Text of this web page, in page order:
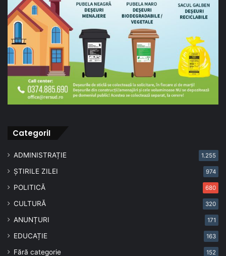
CategoriI
ADMINISTRAȚIE 1.255
ȘTIRILE ZILEI 974
POLITICĂ 680
CULTURĂ 320
ANUNȚURI 171
EDUCAȚIE 163
Fără categorie 152